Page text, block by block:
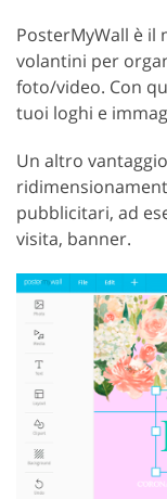
PosterMyWall è
volantini per
foto/video. Con
tuoi loghi e
Un altro
pubblicitari, ad
visita, banner.